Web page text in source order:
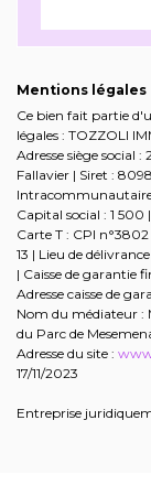
Mentions légales
Ce bien fait partie
légales : TOZZOLI
Adresse siège social
Fallavier | Siret :
Intracommunautaire
Capital social : 1 500
Carte T : CPI
13 | Lieu de
| Caisse de garantie
Adresse caisse de
Nom du médiateur :
du Parc de
Adresse du site :
17/11/2023
Entreprise